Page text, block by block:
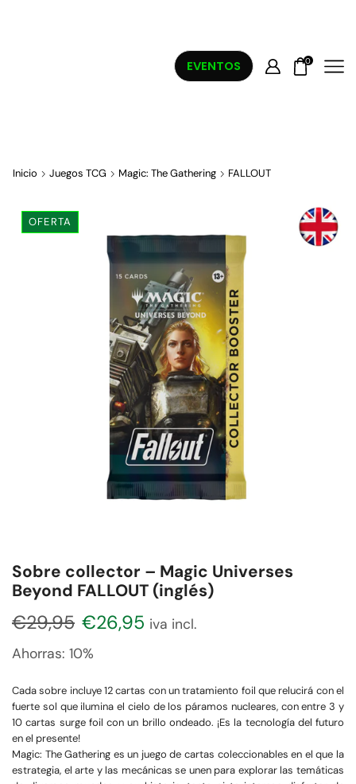
EVENTOS 0
Inicio Juegos TCG Magic: The Gathering FALLOUT
OFERTA
Sobre collector – Magic Universes
Beyond FALLOUT (inglés)
€29,95 €26,95 iva incl.
Ahorras: 10%
Cada sobre incluye 12 cartas con un tratamiento foil que relucirá con el
fuerte sol que ilumina el cielo de los páramos nucleares, con entre 3 y
10 cartas surge foil con un brillo ondeado. ¡Es la tecnología del futuro
en el presente!
Magic: The Gathering es un juego de cartas coleccionables en el que la
estrategia, el arte y las mecánicas se unen para explorar las temáticas